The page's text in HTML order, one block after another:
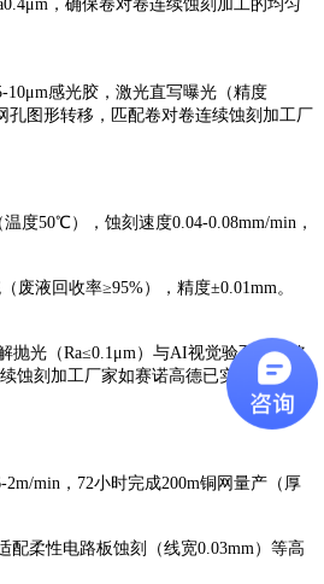
，确保卷对卷连续蚀刻加工的均匀
10μm感光胶，激光直写曝光（精度
孔图形转移，匹配卷对卷连续蚀刻加工厂
度50℃），蚀刻速度0.04-0.08mm/min，
废液回收率≥95%），精度±0.01mm。
抛光（Ra≤0.1μm）与AI视觉验孔（缺陷
蚀刻加工厂家如赛诺高德已实现50km级
2m/min，72小时完成200m铜网量产（厚
配柔性电路板蚀刻（线宽0.03mm）等高